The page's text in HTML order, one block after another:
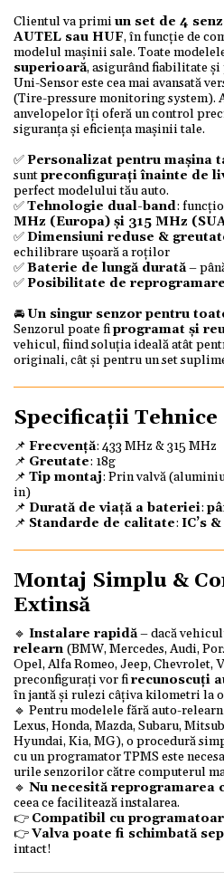
Clientul va primiun set de 4
AUTEL sau HUF, în funcție de
modelul mașinii sale. Toate
superioară, asigurând fiabilitate
Uni-Sensor este cea mai avansată
(Tire-pressure monitoring system).
anvelopelor îți oferă un control
siguranța și eficiența mașinii tale.
✅Personalizat pentru mașina
suntpreconfigurați înainte de
perfect modelului tău auto.
✅Tehnologie dual-band:
MHz (Europa) și 315 MHz
✅Dimensiuni reduse &
echilibrare ușoară a roților
✅Baterie de lungă durată–
✅Posibilitate de reprogramare
🚘Un singur senzor pentru
Senzorul poate fiprogramat și
vehicul, fiind soluția ideală atât
originali, cât și pentru un set
Specificații Tehnice
📌 Frecvență: 433 MHz & 315 MHz
📌 Greutate: 18g
📌 Tip montaj: Prin valvă
in)
📌 Durată de viață a bateriei:
📌 Standarde de calitate: IC’s
Montaj Simplu &
Extinsă
🔹 Instalare rapidă– dacă
relearn (BMW, Mercedes, Audi,
Opel, Alfa Romeo, Jeep, Chevrolet,
preconfigurați vor firecunoscuți
în jantă și rulezi câțiva kilometri la
🔹 Pentru modelele fără auto-
Lexus, Honda, Mazda, Subaru,
Hyundai, Kia, MG), o procedură
cu un programator TPMS este
urile senzorilor către computerul
🔹 Nu necesită reprogramarea
ceea ce facilitează instalarea.
👉 Compatibil cu
👉Valva poate fi schimbată
intact!